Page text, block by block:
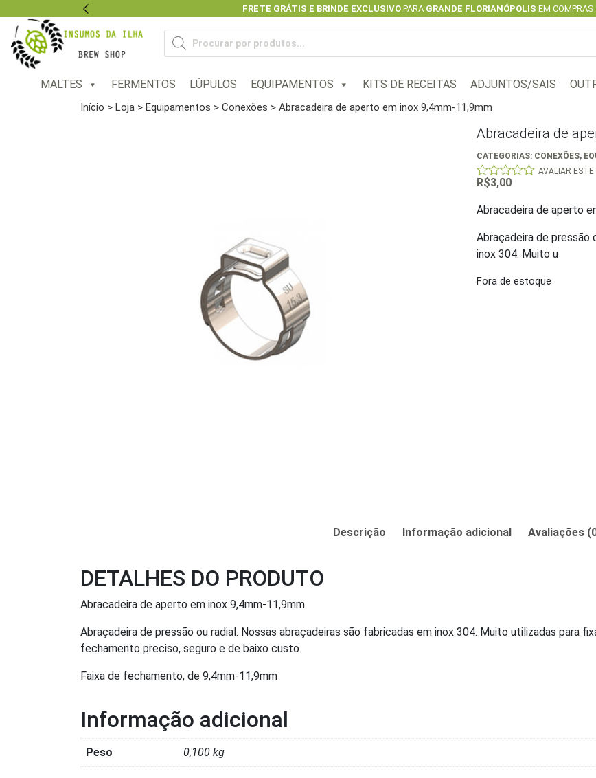
FRETE GRÁTIS E BRINDE EXCLUSIVOPARA GRANDE FLORIANÓPOLIS EM COMPRAS
Previous
Pesquisar
produtos
MALTES FERMENTOS LÚPULOS EQUIPAMENTOS KITS DE RECEITAS ADJUNTOS/SAIS
Início > Loja > Equipamentos > Conexões > Abracadeira de aperto em inox 9,4mm-11,9mm
Abracadeira de
CATEGORIAS: CONEXÕES,
0
of
5
AVALIAR
R$3,00
Abracadeira de aperto
Abraçadeira de pressão
inox 304. Muito u
Fora de estoque
Descrição Informação adicional Avaliações
DETALHES DO PRODUTO
Abracadeira de aperto em inox 9,4mm-11,9mm
Abraçadeira de pressão ou radial. Nossas abraçadeiras são fabricadas em inox 304. Muito utilizadas para
fechamento preciso, seguro e de baixo custo.
Faixa de fechamento, de 9,4mm-11,9mm
Informação adicional
Peso 0,100 kg